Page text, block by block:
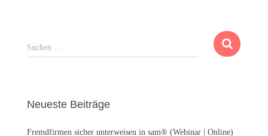
S
u
n
a
Suchen …
Neueste Beiträge
Fremdfirmen sicher unterweisen in sam® (Webinar | Online)